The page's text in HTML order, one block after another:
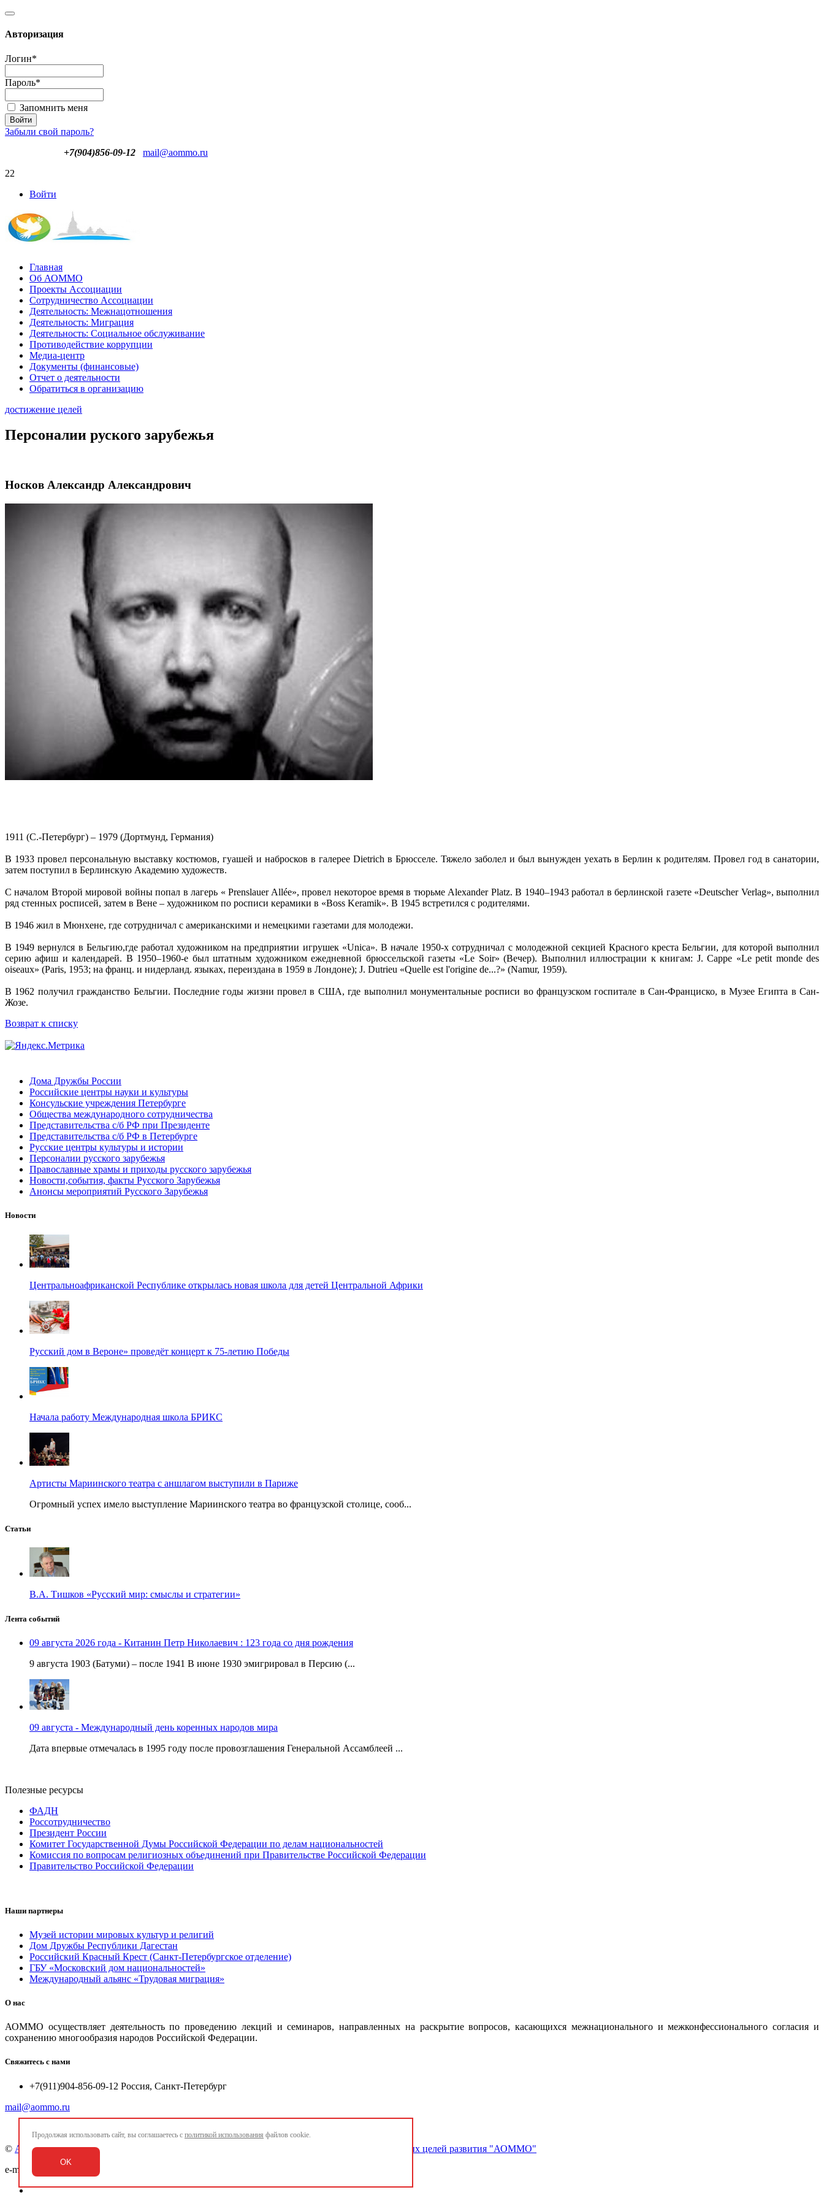
Авторизация
Логин*
Пароль*
Запомнить меня
Забыли свой пароль?
+7(904)856-09-12
mail@aommo.ru
22
Войти
Главная
Об АОММО
Проекты Ассоциации
Сотрудничество Ассоциации
Деятельность: Межнацотношения
Деятельность: Миграция
Деятельность: Социальное обслуживание
Противодействие коррупции
Медиа-центр
Документы (финансовые)
Отчет о деятельности
Обратиться в организацию
достижение целей
Персоналии руского зарубежья
Носков Александр Александрович
1911 (С.-Петербург) – 1979 (Дортмунд, Германия)
В 1933 провел персональную выставку костюмов, гуашей и набросков в галерее Dietrich в Брюсселе. Тяжело заболел и был вынужден уехать в Берлин к родителям. Провел год в санатории,
затем поступил в Берлинскую Академию художеств.
С началом Второй мировой войны попал в лагерь « Prenslauer Allée», провел некоторое время в тюрьме Alexander Platz. В 1940–1943 работал в берлинской газете «Deutscher Verlag», выполнил
ряд стенных росписей, затем в Вене – художником по росписи керамики в «Boss Keramik». В 1945 встретился с родителями.
В 1946 жил в Мюнхене, где сотрудничал с американскими и немецкими газетами для молодежи.
В 1949 вернулся в Бельгию,где работал художником на предприятии игрушек «Unica». В начале 1950-х сотрудничал с молодежной секцией Красного креста Бельгии, для которой выполнил
серию афиш и календарей. В 1950–1960-е был штатным художником ежедневной брюссельской газеты «Le Soir» (Вечер). Выполнил иллюстрации к книгам: J. Cappe «Le petit monde des
oiseaux» (Paris, 1953; на франц. и нидерланд. языках, переиздана в 1959 в Лондоне); J. Dutrieu «Quelle est l'origine de...?» (Namur, 1959).
В 1962 получил гражданство Бельгии. Последние годы жизни провел в США, где выполнил монументальные росписи во французском госпитале в Сан-Франциско, в Музее Египта в Сан-
Жозе.
Возврат к списку
Дома Дружбы России
Российские центры науки и культуры
Консульские учреждения Петербурге
Общества международного сотрудничества
Представительства с/б РФ при Президенте
Представительства с/б РФ в Петербурге
Русские центры культуры и истории
Персоналии русского зарубежья
Православные храмы и приходы русского зарубежья
Новости,события, факты Русского Зарубежья
Анонсы мероприятий Русского Зарубежья
Новости
Центральноафриканской Республике открылась новая школа для детей Центральной Африки
Русский дом в Вероне» проведёт концерт к 75-летию Победы
Начала работу Международная школа БРИКС
Артисты Мариинского театра с аншлагом выступили в Париже
Огромный успех имело выступление Мариинского театра во французской столице, сооб...
Статьи
В.А. Тишков «Русский мир: смыслы и стратегии»
Лента событий
09 августа 2026 года - Китанин Петр Николаевич : 123 года со дня рождения
9 августа 1903 (Батуми) – после 1941 В июне 1930 эмигрировал в Персию (...
09 августа - Международный день коренных народов мира
Дата впервые отмечалась в 1995 году после провозглашения Генеральной Ассамблеей ...
Полезные ресурсы
ФАДН
Россотрудничество
Президент России
Комитет Государственной Думы Российской Федерации по делам национальностей
Комиссия по вопросам религиозных объединений при Правительстве Российской Федерации
Правительство Российской Федерации
Наши партнеры
Музей истории мировых культур и религий
Дом Дружбы Республики Дагестан
Российский Красный Крест (Санкт-Петербургское отделение)
ГБУ «Московский дом национальностей»
Международный альянс «Трудовая миграция»
О нас
АОММО осуществляет деятельность по проведению лекций и семинаров, направленных на раскрытие вопросов, касающихся межнационального и межконфессионального согласия и
сохранению многообразия народов Российской Федерации.
Свяжитесь с нами
+7(911)904-856-09-12 Россия, Санкт-Петербург
mail@aommo.ru
© Ассоциация организаций по реализации национальных проектов и достижению национальных целей развития "АОММО"
e-mail:
Продолжая использовать сайт, вы соглашаетесь с политикой использования файлов cookie.
OK